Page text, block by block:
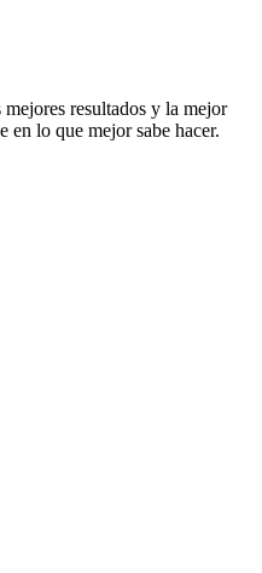
resultados y la mejor
en lo que mejor sabe hacer.